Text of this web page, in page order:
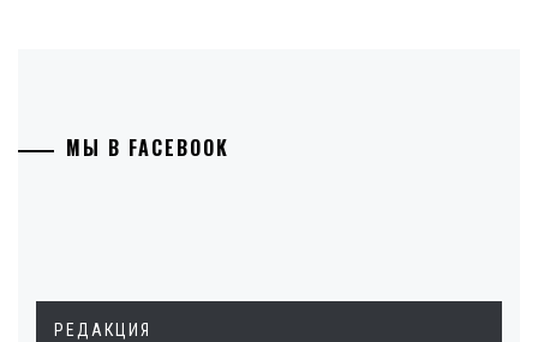
МЫ В FACEBOOK
РЕДАКЦИЯ